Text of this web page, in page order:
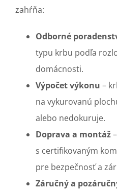
zahŕňa:
Odborné
typu krbu podľa
domácnosti.
Výpočet výkonu –
na vykurovanú
alebo nedokuruje.
Doprava a montáž
s certifikovaným
pre bezpečnosť a
Záručný a